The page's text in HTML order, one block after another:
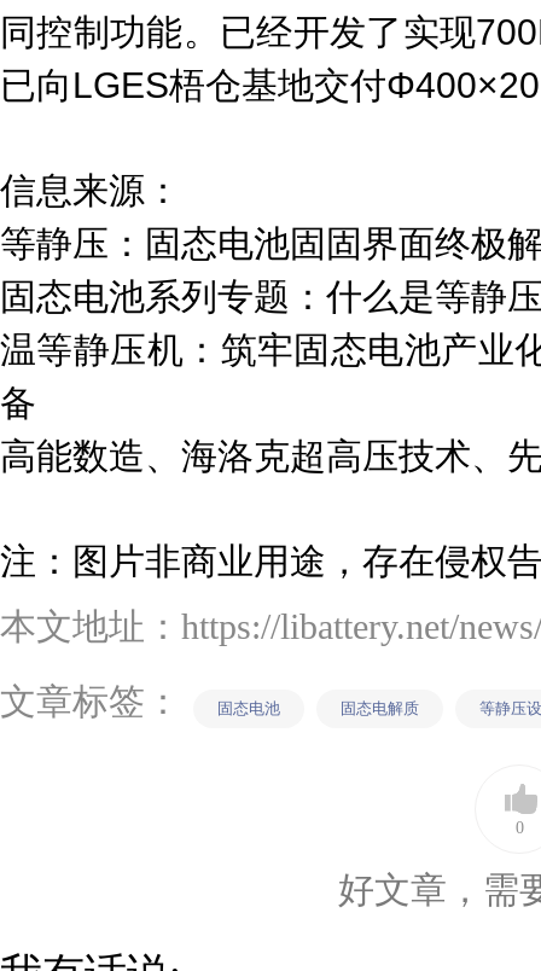
同控制功能。已经开发了实现
已向LGES梧仓基地交付
信息来源：
等静压：固态电池固固界面终极
固态电池系列专题：什么是等静
温等静压机：筑牢固态电池产业
备
高能数造、海洛克超高压技术、
注：图片非商业用途，存在侵权
本文地址：https://libattery.net/
文章标签：
固态电池 固态电解质 等静压
0
好文章，需